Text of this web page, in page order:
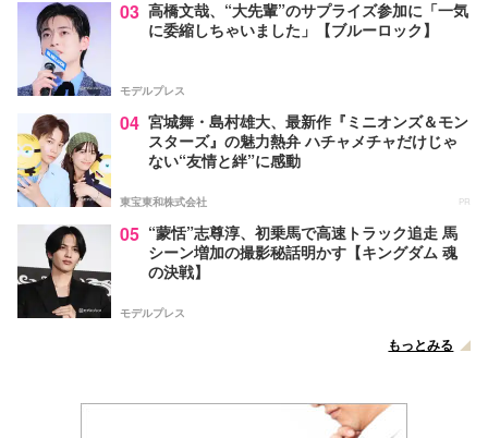
03 高橋文哉、“大先輩”のサプライズ参加に「一気
に委縮しちゃいました」【ブルーロック】
モデルプレス
04 宮城舞・島村雄大、最新作『ミニオンズ＆モン
スターズ』の魅力熱弁 ハチャメチャだけじゃ
ない“友情と絆”に感動
東宝東和株式会社 PR
05 “蒙恬”志尊淳、初乗馬で高速トラック追走 馬
シーン増加の撮影秘話明かす【キングダム 魂
の決戦】
モデルプレス
もっとみる